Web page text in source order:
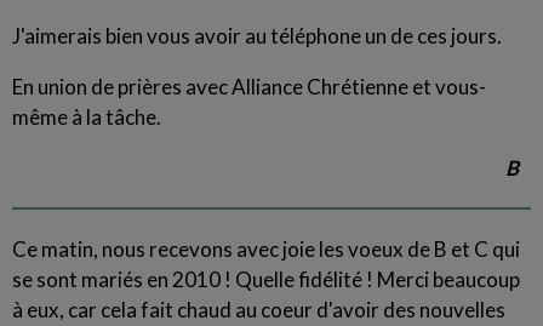
J'aimerais bien vous avoir au téléphone un de ces jours.
En union de prières avec Alliance Chrétienne et vous-
même à la tâche.
B
Ce matin, nous recevons avec joie les voeux de B et C qui
se sont mariés en 2010 ! Quelle fidélité ! Merci beaucoup
à eux, car cela fait chaud au coeur d'avoir des nouvelles